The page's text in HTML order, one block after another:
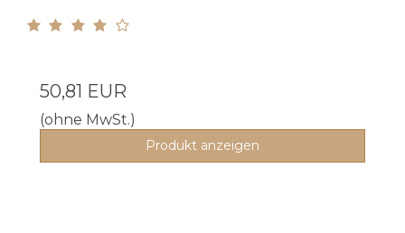
50,81 EUR
(ohne MwSt.)
Produkt anzeigen